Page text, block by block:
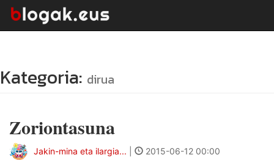
Kategoria: dirua
Zoriontasuna
Jakin-mina eta ilargia... 2015-06-12 00:00